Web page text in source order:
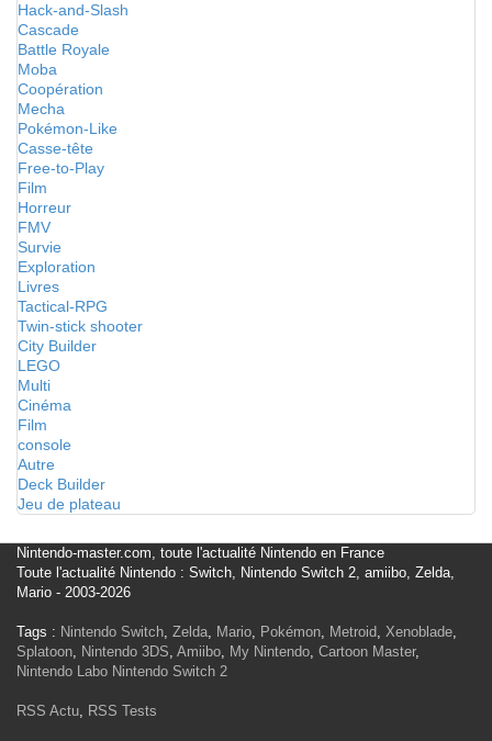
Hack-and-Slash
Cascade
Battle Royale
Moba
Coopération
Mecha
Pokémon-Like
Casse-tête
Free-to-Play
Film
Horreur
FMV
Survie
Exploration
Livres
Tactical-RPG
Twin-stick shooter
City Builder
LEGO
Multi
Cinéma
Film
console
Autre
Deck Builder
Jeu de plateau
Nintendo-master.com, toute l'actualité Nintendo en France
Toute l'actualité Nintendo : Switch, Nintendo Switch 2, amiibo, Zelda,
Mario - 2003-2026
Tags : Nintendo Switch, Zelda, Mario, Pokémon, Metroid, Xenoblade,
Splatoon, Nintendo 3DS, Amiibo, My Nintendo, Cartoon Master,
Nintendo Labo Nintendo Switch 2
RSS Actu, RSS Tests